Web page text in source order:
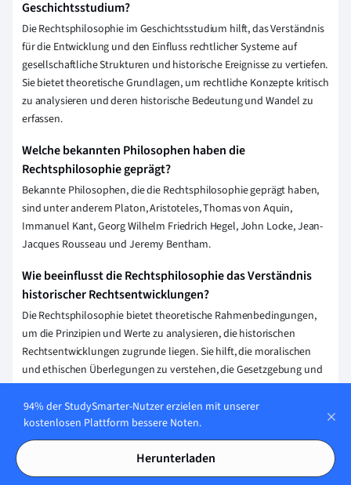
Geschichtsstudium?
Die Rechtsphilosophie im Geschichtsstudium hilft, das Verständnis
für die Entwicklung und den Einfluss rechtlicher Systeme auf
gesellschaftliche Strukturen und historische Ereignisse zu vertiefen.
Sie bietet theoretische Grundlagen, um rechtliche Konzepte kritisch
zu analysieren und deren historische Bedeutung und Wandel zu
erfassen.
Welche bekannten Philosophen haben die
Rechtsphilosophie geprägt?
Bekannte Philosophen, die die Rechtsphilosophie geprägt haben,
sind unter anderem Platon, Aristoteles, Thomas von Aquin,
Immanuel Kant, Georg Wilhelm Friedrich Hegel, John Locke, Jean-
Jacques Rousseau und Jeremy Bentham.
Wie beeinflusst die Rechtsphilosophie das Verständnis
historischer Rechtsentwicklungen?
Die Rechtsphilosophie bietet theoretische Rahmenbedingungen,
um die Prinzipien und Werte zu analysieren, die historischen
Rechtsentwicklungen zugrunde liegen. Sie hilft, die moralischen
und ethischen Überlegungen zu verstehen, die Gesetzgebung und
Rechtsprechung beeinflussen, und ermöglicht eine kritische
Reflexion über die Legitimität und Gerechtigkeit vergangener
Rechtssysteme.
Welche grundlegenden Konzepte werden in der
Rechtsphilosophie behandelt?
94% der StudySmarter-Nutzer erzielen mit unserer
kostenlosen Plattform bessere Noten.
Herunterladen